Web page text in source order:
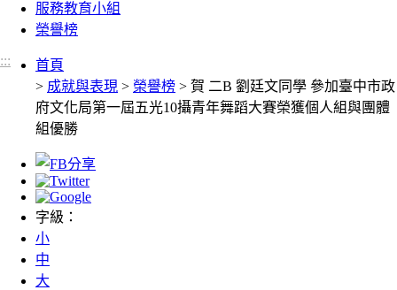
服務教育小組
榮譽榜
:::
:::
首頁
> 成就與表現 > 榮譽榜 > 賀 二B 劉廷文同學 參加臺中市政
府文化局第一屆五光10攝青年舞蹈大賽榮獲個人組與團體
組優勝
字級：
小
中
大